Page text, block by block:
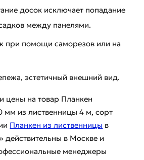
досок исключает попадание
между панелями.
при помощи саморезов или на
эстетичный внешний вид.
цены на товар Планкен
мм из лиственницы 4 м, сорт
Планкен из лиственницы в
действительны в Москве и
менеджеры